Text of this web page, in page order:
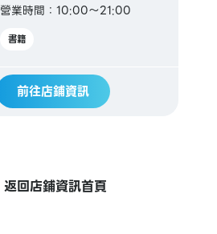
營業時間：10:00～21:00
書籍
前往店鋪資訊
返回店鋪資訊首頁